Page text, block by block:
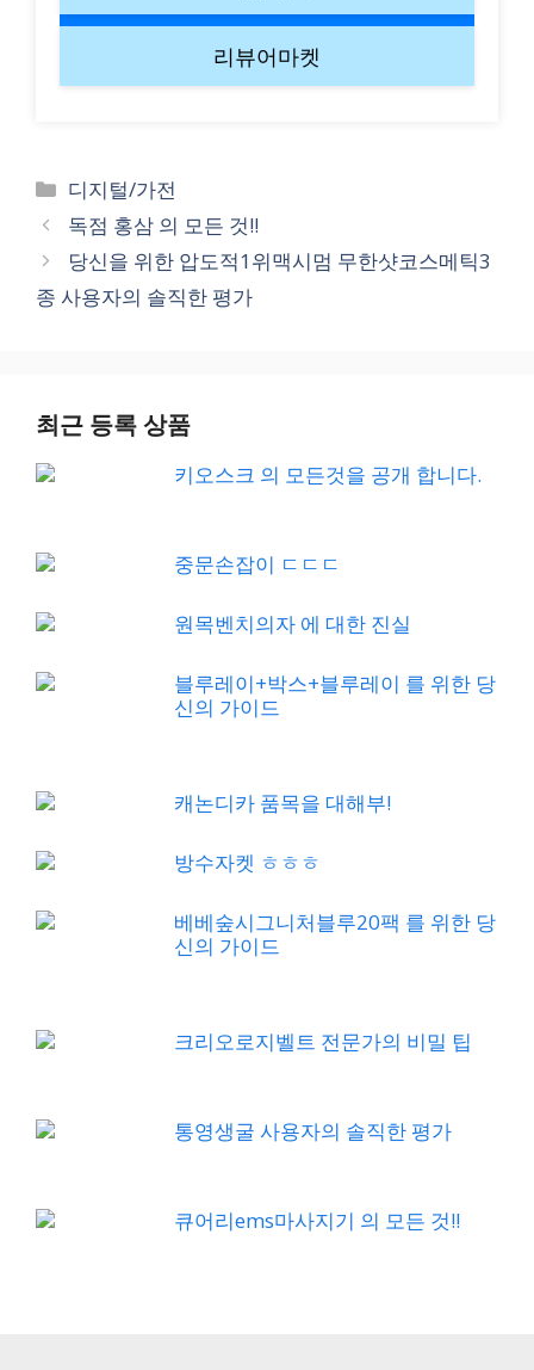
리뷰어마켓
Categories
디지털/가전
독점 홍삼 의 모든 것!!
당신을 위한 압도적1위맥시멈 무한샷코스메틱3
종 사용자의 솔직한 평가
최근 등록 상품
키오스크 의 모든것을 공개 합니다.
중문손잡이 ㄷㄷㄷ
원목벤치의자 에 대한 진실
블루레이+박스+블루레이 를 위한 당
신의 가이드
캐논디카 품목을 대해부!
방수자켓 ㅎㅎㅎ
베베숲시그니처블루20팩 를 위한 당
신의 가이드
크리오로지벨트 전문가의 비밀 팁
통영생굴 사용자의 솔직한 평가
큐어리ems마사지기 의 모든 것!!